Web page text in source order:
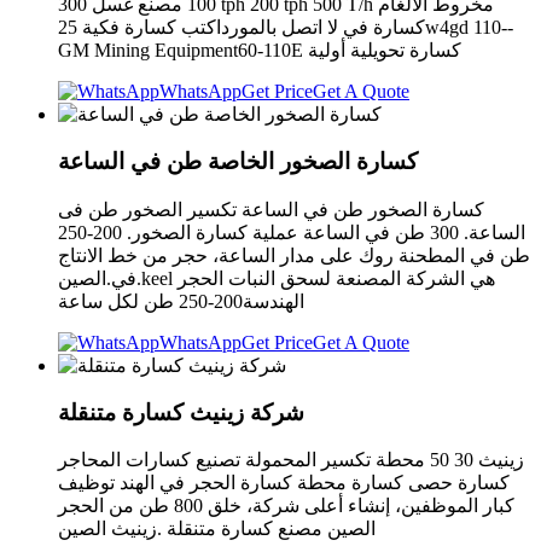
100 مصنع غسل 300 tph 200 tph 500 T/h مخروط الألغام
كسارة في لا اتصل بالمورداكتب كسارة فكية 25w4gd 110--
GM Mining Equipment60-110E كسارة تحويلية أولية
WhatsAppGet PriceGet A Quote
كسارة الصخور الخاصة طن في الساعة
كسارة الصخور طن في الساعة تكسير الصخور طن فى
الساعة. 300 طن في الساعة عملية كسارة الصخور. 200-250
طن في المطحنة روك على مدار الساعة، حجر من خط الانتاج
في.الصين.keel هي الشركة المصنعة لسحق النبات الحجر
الهندسة200-250 طن لكل ساعة
WhatsAppGet PriceGet A Quote
شركة زينيث كسارة متنقلة
زينيث 30 50 محطة تكسير المحمولة تصنيع كسارات المحاجر
كسارة حصى كسارة محطة كسارة الحجر في الهند توظيف
كبار الموظفين، إنشاء أعلى شركة، خلق 800 طن من الحجر
الصين مصنع كسارة متنقلة .زينيث الصين